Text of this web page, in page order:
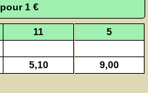
1 €
11
5
5,10 9,00